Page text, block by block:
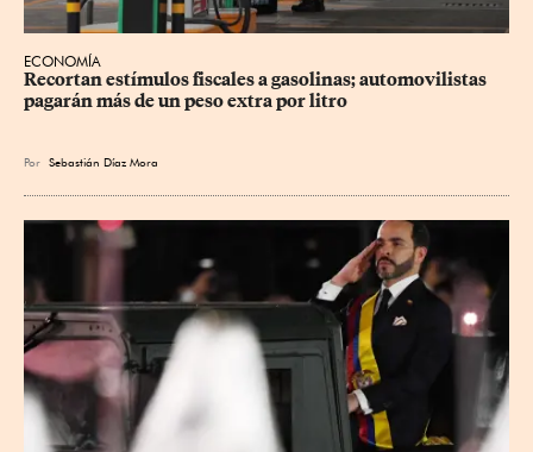
ECONOMÍA
Recortan estímulos fiscales a gasolinas; automovilistas
pagarán más de un peso extra por litro
Por Sebastián Díaz Mora